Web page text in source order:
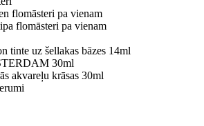
flomāsteri pa vienam
flomāsteri pa vienam
tinte uz šellakas bāzes 14ml
30ml
akvareļu krāsas 30ml